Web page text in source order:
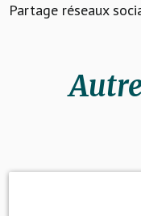
Partage réseaux